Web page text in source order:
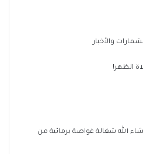
والأخبار
الظهر!
الله شغالة غواصة برمائية من